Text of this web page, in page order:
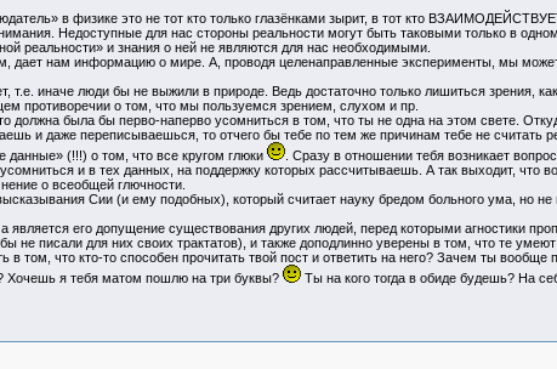
в физике это не тот кто только глазёнками зырит, в тот кто
Недоступные для нас стороны реальности могут быть таковыми только в
реальности» и знания о ней не являются для нас необходимыми.
нам информацию о мире. А, проводя целенаправленные эксперименты, мы
иначе люди бы не выжили в природе. Ведь достаточно только лишиться зрения,
противоречии о том, что мы пользуемся зрением, слухом и пр.
должна была бы перво-наперво усомниться в том, что ты не одна на этом свете.
и даже переписываешься, то отчего бы тебе по тем же причинам тебе не считать
(!!!) о том, что все кругом глюки
. Сразу в отношении тебя возникает
и в тех данных, на поддержку которых рассчитываешь. А так выходит, что
о всеобщей глючности.
Сии (и ему подобных), который считает науку бредом больного ума, но не
его допущение существования других людей, перед которыми агностики
не писали для них своих трактатов), и также доподлинно уверены в том, что те
в том, что кто-то способен прочитать твой пост и ответить на него? Зачем ты
Хочешь я тебя матом пошлю на три буквы?
Ты на кого тогда в обиде будешь? На